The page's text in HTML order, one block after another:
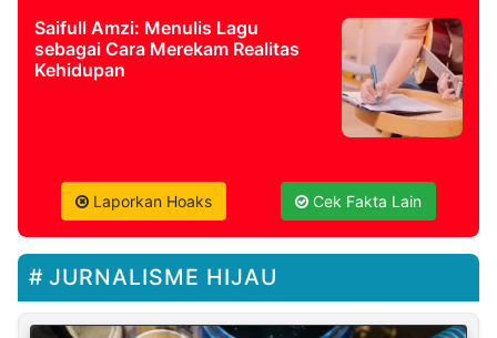
Saifull Amzi: Menulis Lagu
sebagai Cara Merekam Realitas
Kehidupan
Laporkan Hoaks Cek Fakta Lain
JURNALISME HIJAU